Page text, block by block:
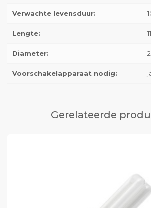
Verwachte levensduur:
Lengte:
Diameter:
Voorschakelapparaat nodig:
Gerelateerde